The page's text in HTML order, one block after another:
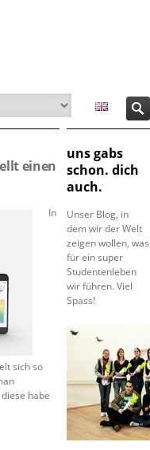
einen
In
sich so
habe
uns gabs
schon. dich
auch.
Unser Blog, in
dem wir der Welt
zeigen wollen, was
für ein super
Studentenleben
wir führen. Viel
Spass!